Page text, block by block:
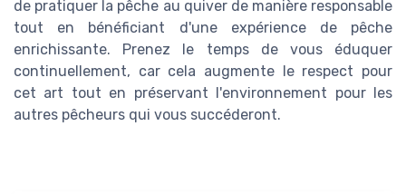
de pratiquer la pêche au quiver de manière responsable
tout en bénéficiant d'une expérience de pêche
enrichissante. Prenez le temps de vous éduquer
continuellement, car cela augmente le respect pour
cet art tout en préservant l'environnement pour les
autres pêcheurs qui vous succéderont.